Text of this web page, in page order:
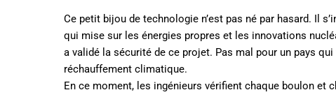
Ce petit bijou de technologie n’est pas né par hasard. Il
qui mise sur les énergies propres et les innovations
a validé la sécurité de ce projet. Pas mal pour un pays
réchauffement climatique.
En ce moment, les ingénieurs vérifient chaque boulon et